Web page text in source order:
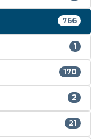
766
1
170
2
21